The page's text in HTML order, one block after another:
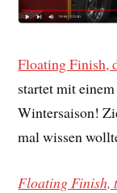
Floating Finish,
startet mit
Wintersaison!
mal wissen
Floating Finish,